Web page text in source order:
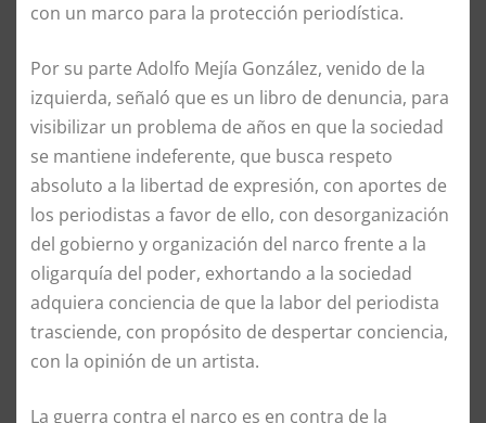
con un marco para la protección periodística.
Por su parte Adolfo Mejía González, venido de la
izquierda, señaló que es un libro de denuncia, para
visibilizar un problema de años en que la sociedad
se mantiene indeferente, que busca respeto
absoluto a la libertad de expresión, con aportes de
los periodistas a favor de ello, con desorganización
del gobierno y organización del narco frente a la
oligarquía del poder, exhortando a la sociedad
adquiera conciencia de que la labor del periodista
trasciende, con propósito de despertar conciencia,
con la opinión de un artista.
La guerra contra el narco es en contra de la